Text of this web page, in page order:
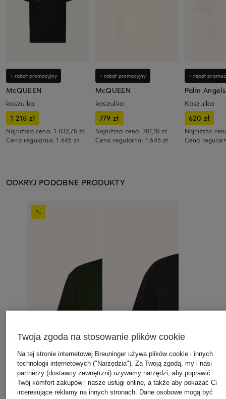
+ rabat promocyjny
McQUEEN
koszulka
1 215 zł
Najniższa cena:1 032,75 zł
Cena regularna:1 645 zł
+ rabat promocyjny
McQUEEN
koszulka
779 zł
Najniższa cena: 701,10 zł
Cena regularna: 1 645 zł
+ rabat
Palm Angels
Koszulka
620 zł
Najniższa
Cena
ODKRYJ PODOBNE PRODUKTY
Twoja zgoda na stosowanie plików cookie
Na tej stronie internetowej Breuninger używa plików cookie i innych
technologii internetowych ("Narzędzia"). Za Twoją zgodą, my i nasi
partnerzy (dostawcy zewnętrzni) używamy narzędzi, aby poprawić
Twój komfort zakupów i nasze usługi online, a także aby pokazać Ci
interesujące reklamy na innych stronach. Dane osobowe mogą być